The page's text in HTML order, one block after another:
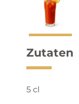
Zutaten
5 cl